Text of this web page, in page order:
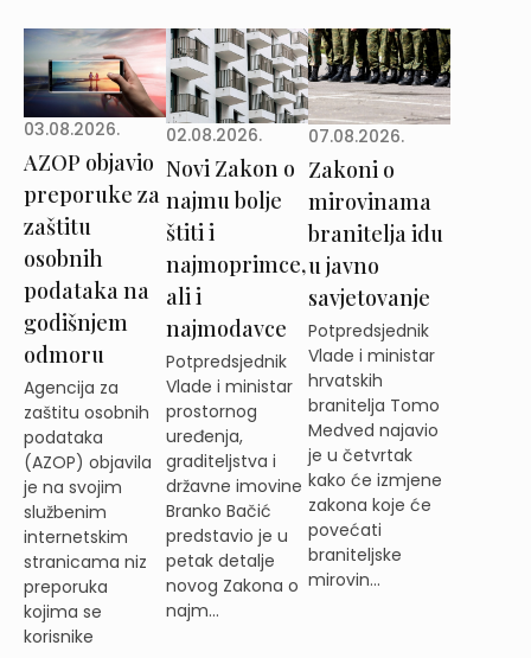
03.08.2026.
AZOP objavio
preporuke za
zaštitu
osobnih
podataka na
godišnjem
odmoru
Agencija za
zaštitu osobnih
podataka
(AZOP) objavila
je na svojim
službenim
internetskim
stranicama niz
preporuka
kojima se
korisnike
02.08.2026.
Novi Zakon o
najmu bolje
štiti i
najmoprimce,
ali i
najmodavce
Potpredsjednik
Vlade i ministar
prostornog
uređenja,
graditeljstva i
državne imovine
Branko Bačić
predstavio je u
petak detalje
novog Zakona o
najm...
07.08.2026.
Zakoni o
mirovinama
branitelja idu
u javno
savjetovanje
Potpredsjednik
Vlade i ministar
hrvatskih
branitelja Tomo
Medved najavio
je u četvrtak
kako će izmjene
zakona koje će
povećati
braniteljske
mirovin...